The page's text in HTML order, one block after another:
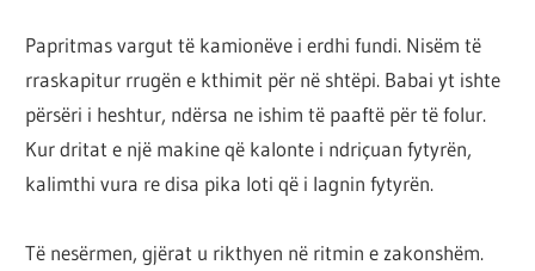
Papritmas vargut të kamionëve i erdhi fundi. Nisëm të
rraskapitur rrugën e kthimit për në shtëpi. Babai yt ishte
përsëri i heshtur, ndërsa ne ishim të paaftë për të folur.
Kur dritat e një makine që kalonte i ndriçuan fytyrën,
kalimthi vura re disa pika loti që i lagnin fytyrën.
Të nesërmen, gjërat u rikthyen në ritmin e zakonshëm.